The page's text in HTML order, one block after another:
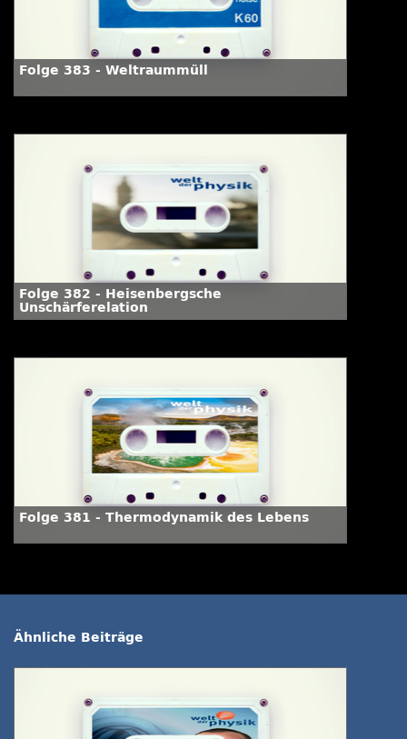
Folge 383 - Weltraummüll
Folge 382 - Heisenbergsche
Unschärferelation
Folge 381 - Thermodynamik des Lebens
Ähnliche Beiträge